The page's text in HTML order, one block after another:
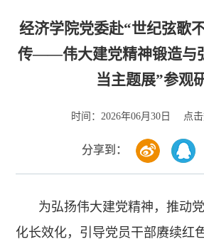
经济学院党委赴“世纪弦歌
传——伟大建党精神锻造与
当主题展”参观
时间： 2026年06月30日 点击
分享到：
为弘扬伟大建党精神，推动
化长效化，引导党员干部赓续红